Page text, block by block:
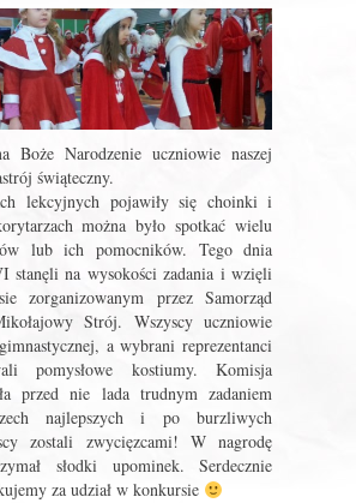
Boże Narodzenie uczniowie naszej
świąteczny.
lekcyjnych pojawiły się choinki i
można było spotkać wielu
lub ich pomocników. Tego dnia
stanęli na wysokości zadania i wzięli
zorganizowanym przez Samorząd
Strój. Wszyscy uczniowie
a wybrani reprezentanci
pomysłowe kostiumy. Komisja
przed nie lada trudnym zadaniem
najlepszych i po burzliwych
zostali zwycięzcami! W nagrodę
słodki upominek. Serdecznie
za udział w konkursie